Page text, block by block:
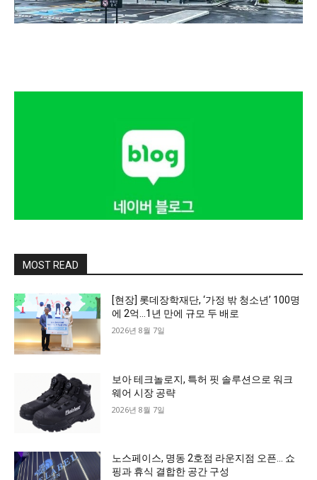
MOST READ
[현장] 롯데장학재단, ‘가정 밖 청소년’ 100명
에 2억…1년 만에 규모 두 배로
2026년 8월 7일
보아 테크놀로지, 특허 핏 솔루션으로 워크
웨어 시장 공략
2026년 8월 7일
노스페이스, 명동 2호점 라운지점 오픈… 쇼
핑과 휴식 결합한 공간 구성